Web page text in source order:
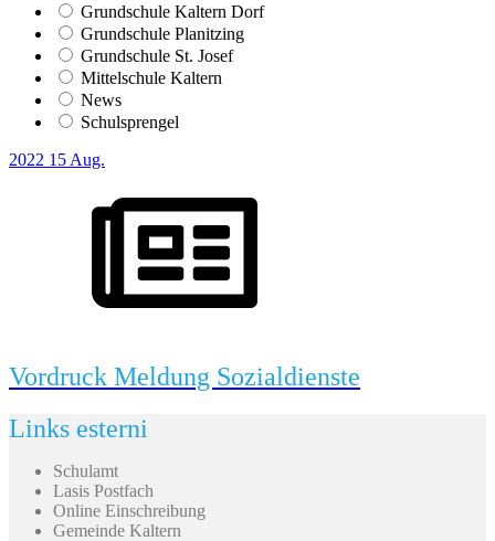
Grundschule Kaltern Dorf
Grundschule Planitzing
Grundschule St. Josef
Mittelschule Kaltern
News
Schulsprengel
2022 15 Aug.
Vordruck Meldung Sozialdienste
Links esterni
Schulamt
Lasis Postfach
Online Einschreibung
Gemeinde Kaltern